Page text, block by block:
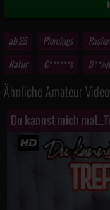
ab 25 Piercings
Natur
C******e
Ähnliche Amateur
Du kannst mich